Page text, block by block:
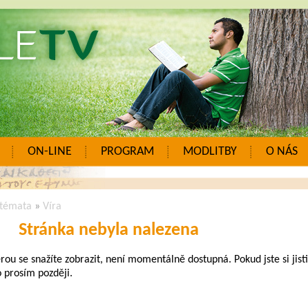
ON-LINE PROGRAM MODLITBY O NÁS
» Víra
Stránka nebyla nalezena
se snažíte zobrazit, není momentálně dostupná. Pokud jste si jisti
prosím později.